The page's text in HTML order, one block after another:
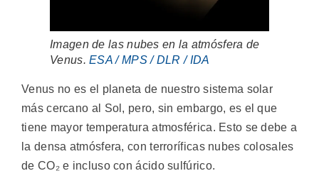
Imagen de las nubes en la atmósfera de
Venus.ESA / MPS / DLR / IDA
Venus no es el planeta de nuestro sistema solar
más cercano al Sol, pero, sin embargo, es el que
tiene mayor temperatura atmosférica. Esto se debe a
la densa atmósfera, con terroríficas nubes colosales
de CO₂ e incluso con ácido sulfúrico.